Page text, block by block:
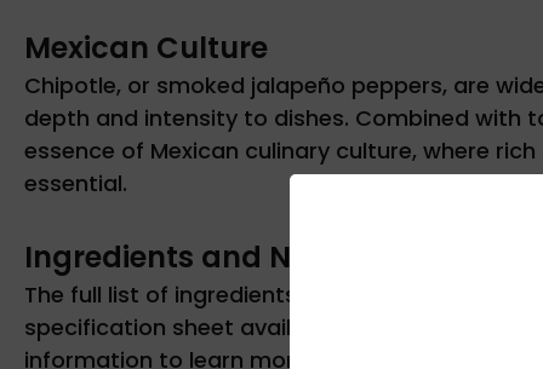
Mexican Culture
Chipotle, or smoked jalapeño peppers, are
depth and intensity to dishes. Combined with
essence of Mexican culinary culture, where
essential.
Ingredients and Nutritional Values
The full list of ingredients and nutritional
specification sheet available on our website.
information to learn more about our product.